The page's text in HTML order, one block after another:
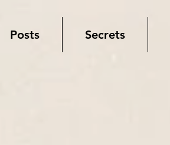
Posts Secrets